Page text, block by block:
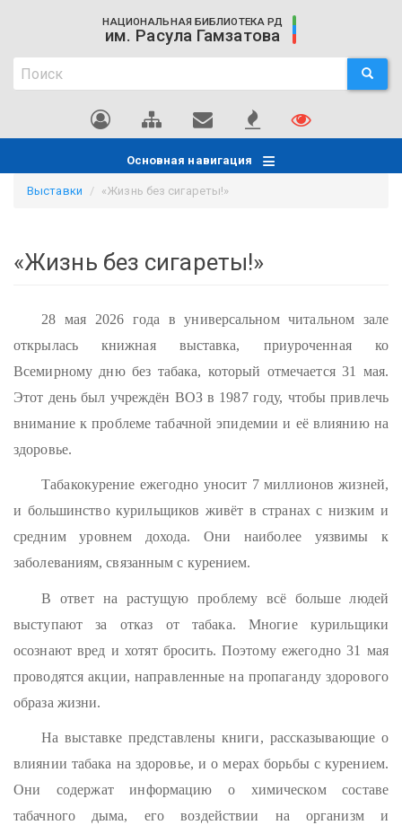
содержанию
НАЦИОНАЛЬНАЯ БИБЛИОТЕКА РД
им. Расула Гамзатова
Поиск
Поиск ПОИСК
Основная навигация
Выставки «Жизнь без сигареты!»
«Жизнь без сигареты!»
28 мая 2026 года в универсальном читальном зале
открылась книжная выставка, приуроченная ко
Всемирному дню без табака, который отмечается 31 мая.
Этот день был учреждён ВОЗ в 1987 году, чтобы привлечь
внимание к проблеме табачной эпидемии и её влиянию на
здоровье.
Табакокурение ежегодно уносит 7 миллионов жизней,
и большинство курильщиков живёт в странах с низким и
средним уровнем дохода. Они наиболее уязвимы к
заболеваниям, связанным с курением.
В ответ на растущую проблему всё больше людей
выступают за отказ от табака. Многие курильщики
осознают вред и хотят бросить. Поэтому ежегодно 31 мая
проводятся акции, направленные на пропаганду здорового
образа жизни.
На выставке представлены книги, рассказывающие о
влиянии табака на здоровье, и о мерах борьбы с курением.
Они содержат информацию о химическом составе
табачного дыма, его воздействии на организм и